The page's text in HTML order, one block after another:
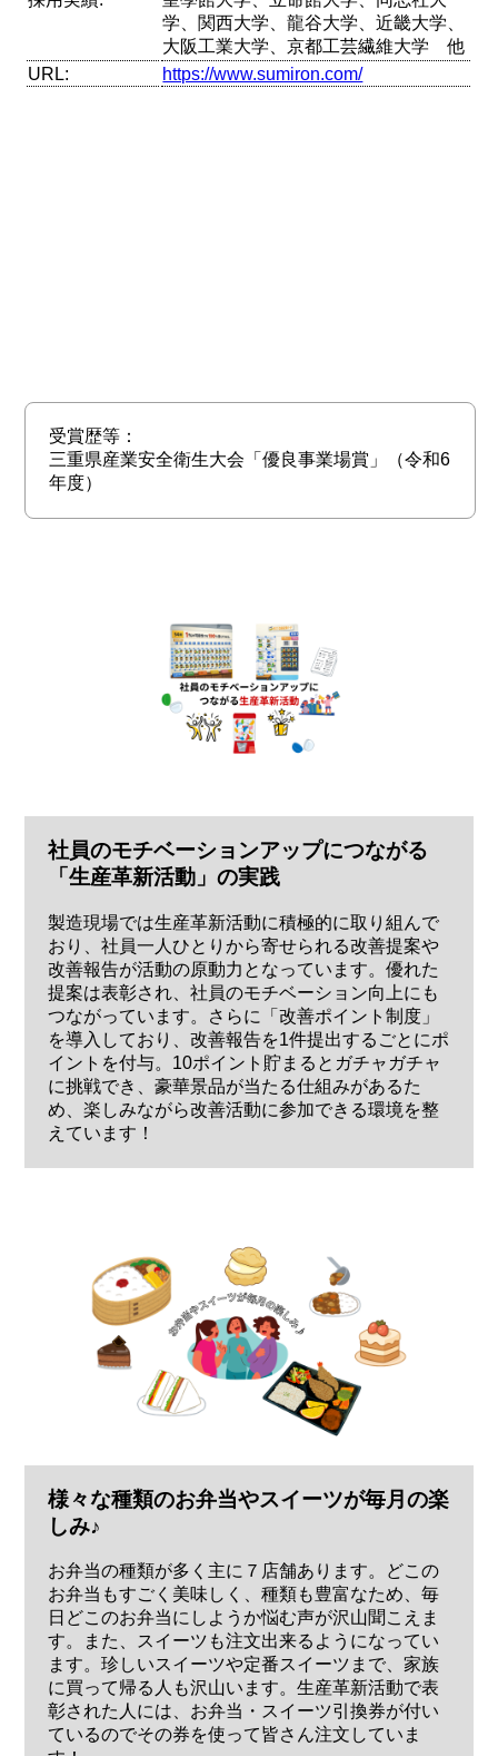
学、関西大学、龍谷大学、近畿大学、
大阪工業大学、京都工芸繊維大学 他
URL:
https://www.sumiron.com/
受賞歴等：
三重県産業安全衛生大会「優良事業場賞」（令和6
年度）
社員のモチベーションアップにつながる
「生産革新活動」の実践
製造現場では生産革新活動に積極的に取り組んで
おり、社員一人ひとりから寄せられる改善提案や
改善報告が活動の原動力となっています。優れた
提案は表彰され、社員のモチベーション向上にも
つながっています。さらに「改善ポイント制度」
を導入しており、改善報告を1件提出するごとにポ
イントを付与。10ポイント貯まるとガチャガチャ
に挑戦でき、豪華景品が当たる仕組みがあるた
め、楽しみながら改善活動に参加できる環境を整
えています！
様々な種類のお弁当やスイーツが毎月の楽
しみ♪
お弁当の種類が多く主に７店舗あります。どこの
お弁当もすごく美味しく、種類も豊富なため、毎
日どこのお弁当にしようか悩む声が沢山聞こえま
す。また、スイーツも注文出来るようになってい
ます。珍しいスイーツや定番スイーツまで、家族
に買って帰る人も沢山います。生産革新活動で表
彰された人には、お弁当・スイーツ引換券が付い
ているのでその券を使って皆さん注文していま